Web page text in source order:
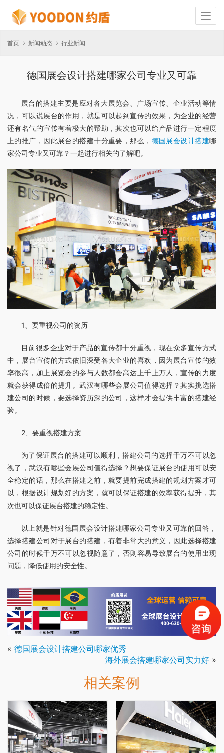
首页 新闻动态 行业新闻
德国展会设计搭建哪家公司专业又可靠
展台的搭建主要是应对各大展览会、广场宣传、企业活动等情
况，可以说展台的作用，就是可以起到宣传的效果，为企业的经营
还有名气的宣传有着极大的帮助，其次也可以给产品进行一定程度
上的推广，因此展台的搭建十分重要，那么， 德国展会设计搭建哪
家公司专业又可靠？一起进行相关的了解吧。
1、要重视公司的资历
目前很多企业对于产品的宣传都十分重视，现在众多宣传方式
中，展台宣传的方式依旧深受各大企业的喜欢，因为展台宣传的效
率很高，加上展览会的参与人数都会高达上千上万人，宣传的力度
就会获得成倍的提升。武汉有哪些会展公司值得选择？其实挑选搭
建公司的时候，要选择资历深的公司，这样才会提供丰富的搭建经
验。
2、要重视搭建方案
为了保证展台的搭建可以顺利，搭建公司的选择千万不可以忽
视了，武汉有哪些会展公司值得选择？想要保证展台的使用可以安
全稳定的话，那么在搭建之前，就要提前完成搭建的规划方案才可
以，根据设计规划好的方案，就可以保证搭建的效率获得提升，其
次也可以保证展台搭建的稳定性。
以上就是针对德国展会设计搭建哪家公司专业又可靠的回答，
选择搭建公司对于展台的搭建，有着非常大的意义，因此选择搭建
公司的时候千万不可以忽视随意了，否则容易导致展台的使用出现
问题，降低使用的安全性。
« 德国展会设计搭建公司哪家优秀
海外展会搭建哪家公司实力好 »
相关案例